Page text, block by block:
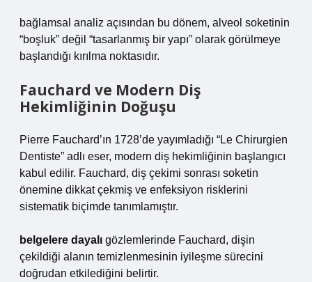
bağlamsal analiz açısından bu dönem, alveol soketinin
“boşluk” değil “tasarlanmış bir yapı” olarak görülmeye
başlandığı kırılma noktasıdır.
Fauchard ve Modern Diş
Hekimliğinin Doğuşu
Pierre Fauchard’ın 1728’de yayımladığı “Le Chirurgien
Dentiste” adlı eser, modern diş hekimliğinin başlangıcı
kabul edilir. Fauchard, diş çekimi sonrası soketin
önemine dikkat çekmiş ve enfeksiyon risklerini
sistematik biçimde tanımlamıştır.
belgelere dayalı gözlemlerinde Fauchard, dişin
çekildiği alanın temizlenmesinin iyileşme sürecini
doğrudan etkilediğini belirtir.